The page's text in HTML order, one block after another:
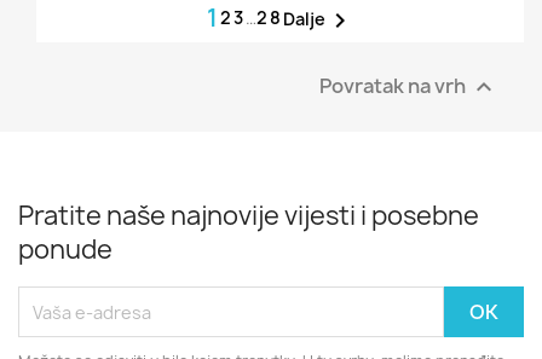
1 23…28 Dalje 
Povratak na vrh 
Pratite naše najnovije vijesti i posebne
ponude